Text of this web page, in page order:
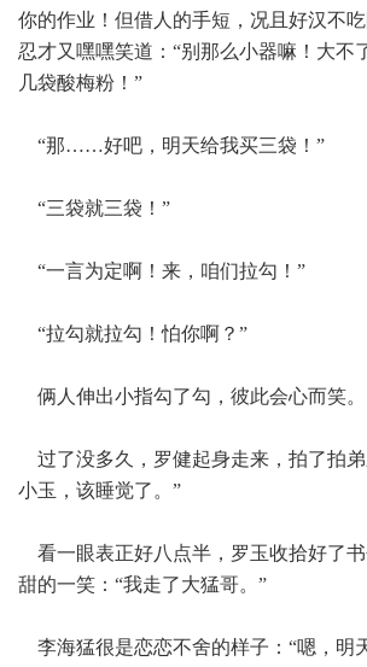
你的作业！但借人的手短，况且好汉不
忍才又嘿嘿笑道：“别那么小器嘛！大不
几袋酸梅粉！”
“那……好吧，明天给我买三袋！”
“三袋就三袋！”
“一言为定啊！来，咱们拉勾！”
“拉勾就拉勾！怕你啊？”
俩人伸出小指勾了勾，彼此会心而笑。
过了没多久，罗健起身走来，拍了拍弟
小玉，该睡觉了。”
看一眼表正好八点半，罗玉收拾好了
甜的一笑：“我走了大猛哥。”
李海猛很是恋恋不舍的样子：“嗯，明